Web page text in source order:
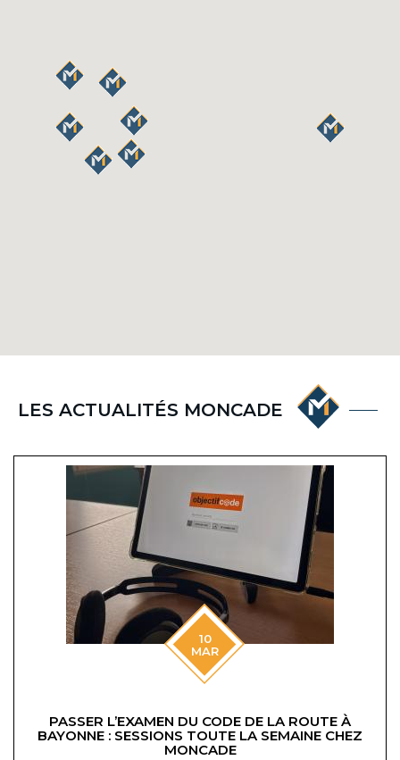
LES ACTUALITÉS MONCADE
10
MAR
PASSER L’EXAMEN DU CODE DE LA ROUTE À
BAYONNE : SESSIONS TOUTE LA SEMAINE CHEZ
MONCADE